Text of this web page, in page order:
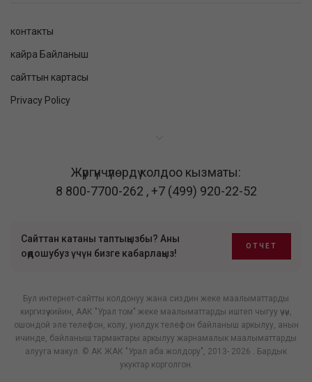
контакты
кайра Байланыш
сайттын картасы
Privacy Policy
Жүргүнчүлөрдү колдоо кызматы:
8 800-7700-262 ,+7 (499) 920-22-52
Сайттан катаны таптыңызбы? Аны
оңдошубуз үчүн бизге кабарлаңыз!
ОТЧЕТ
Бул интернет-сайтты колдонуу жана сиздин жеке маалыматтарды
киргизүү кийин, ААК "Урал том" жеке маалыматтарды иштеп чыгуу үчүн,
ошондой эле телефон, колу, уюлдук телефон байланыш аркылуу, анын
ичинде, байланыш тармактары аркылуу жарнамалык маалыматтарды
алууга макул. © АК ЖАК "Урал аба жолдору", 2013- 2026 . Бардык
укуктар корголгон.